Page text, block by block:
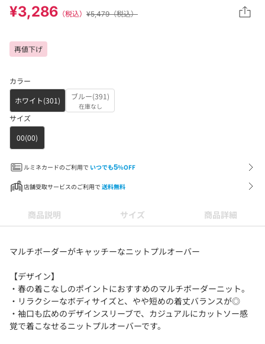
¥3,286 （税込） ¥5,479（税込）
再値下げ
カラー
ホワイト(301)
ブルー(391)
在庫なし
サイズ
00(00)
ルミネカードのご利用で いつでも5%OFF
店舗受取サービスのご利用で 送料無料
商品説明 サイズ 商品詳細
マルチボーダーがキャッチーなニットプルオーバー
【デザイン】
・春の着こなしのポイントにおすすめのマルチボーダーニット。
・リラクシーなボディサイズと、やや短めの着丈バランスが◎
・袖口も広めのデザインスリーブで、カジュアルにカットソー感
覚で着こなせるニットプルオーバーです。